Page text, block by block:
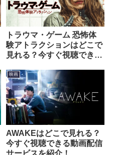
トラウマ・ゲーム 恐怖体
験アトラクションはどこで
見れる？今すぐ視聴できる
映画
AWAKEはどこで見れる？
今すぐ視聴できる動画配信
サービスを紹介！